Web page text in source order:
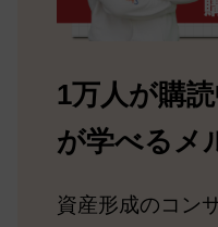
1万人が購
が学べるメ
資産形成のコン